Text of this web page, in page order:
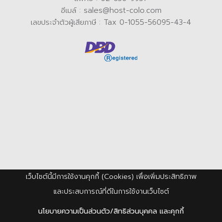
อีเมล์ : sales@host-colo.com
เลขประจำตัวผู้เสียภาษี : Tax 0-1055-56095-43-4
เว็บไซต์นี้มีการใช้งานคุกกี้ (Cookies) เพื่อเพิ่มประสิทธิภาพ
และประสบการณ์ที่ดีในการใช้งานเว็บไซต์
นโยบายความเป็นส่วนตัว/สิทธิส่วนบุคคล และคุกกี้